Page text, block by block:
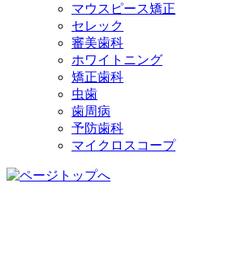
マウスピース矯正
セレック
審美歯科
ホワイトニング
矯正歯科
虫歯
歯周病
予防歯科
マイクロスコープ